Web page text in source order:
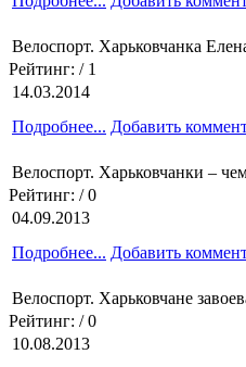
Велоспорт. Харьковчанка
Рейтинг: / 1
14.03.2014
Подробнее... Добавить
Велоспорт. Харьковчанки –
Рейтинг: / 0
04.09.2013
Подробнее... Добавить
Велоспорт. Харьковчане
Рейтинг: / 0
10.08.2013